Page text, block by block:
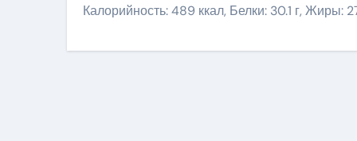
Калорийность: 489 ккал, Белки: 30.1 г, Жиры: